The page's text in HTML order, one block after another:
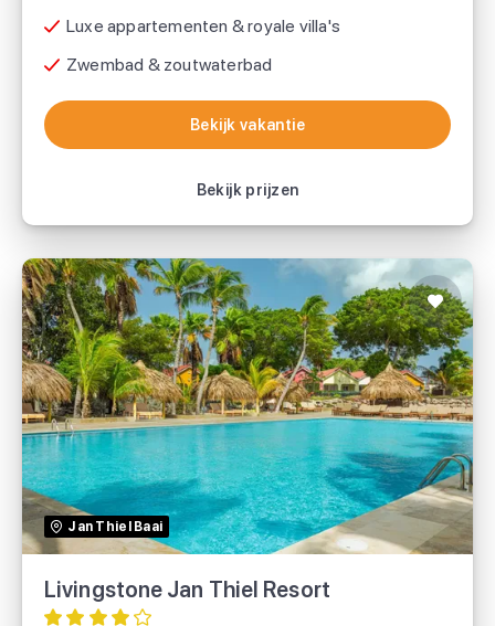
Luxe appartementen & royale villa's
Zwembad & zoutwaterbad
Bekijk vakantie
Bekijk prijzen
Bekijk vakantie
Jan Thiel Baai
Livingstone Jan Thiel Resort
Livingstone Jan Thiel Resort
Corendon